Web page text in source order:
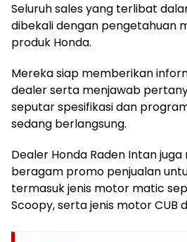
Seluruh sales yang terlibat
dibekali dengan pengetahuan
produk Honda.
Mereka siap memberikan
dealer serta menjawab
seputar spesifikasi dan
sedang berlangsung.
Dealer Honda Raden Intan
beragam promo penjualan
termasuk jenis motor matic
Scoopy, serta jenis motor CUB